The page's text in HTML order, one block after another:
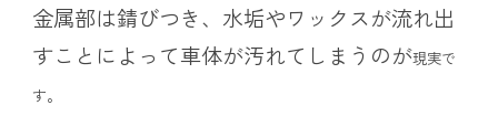
金属部は錆びつき、水垢やワックスが流れ出
すことによって車体が汚れてしまうのが現実で
す。